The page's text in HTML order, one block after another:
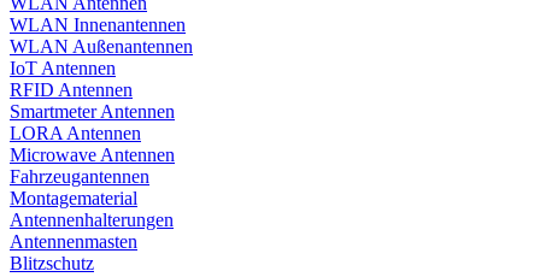
WLAN Innenantennen
WLAN Außenantennen
IoT Antennen
RFID Antennen
Smartmeter Antennen
LORA Antennen
Microwave Antennen
Fahrzeugantennen
Montagematerial
Antennenhalterungen
Antennenmasten
Blitzschutz